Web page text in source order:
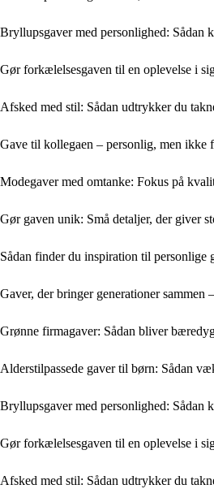
Bryllupsgaver med personlighed: Sådan
Gør forkælelsesgaven til en oplevelse i
Afsked med stil: Sådan udtrykker du
Gave til kollegaen – personlig, men ikke
Modegaver med omtanke: Fokus på
Gør gaven unik: Små detaljer, der giver
Sådan finder du inspiration til personlige
Gaver, der bringer generationer
Grønne firmagaver: Sådan bliver
Alderstilpassede gaver til børn: Sådan
Bryllupsgaver med personlighed: Sådan
Gør forkælelsesgaven til en oplevelse i
Afsked med stil: Sådan udtrykker du